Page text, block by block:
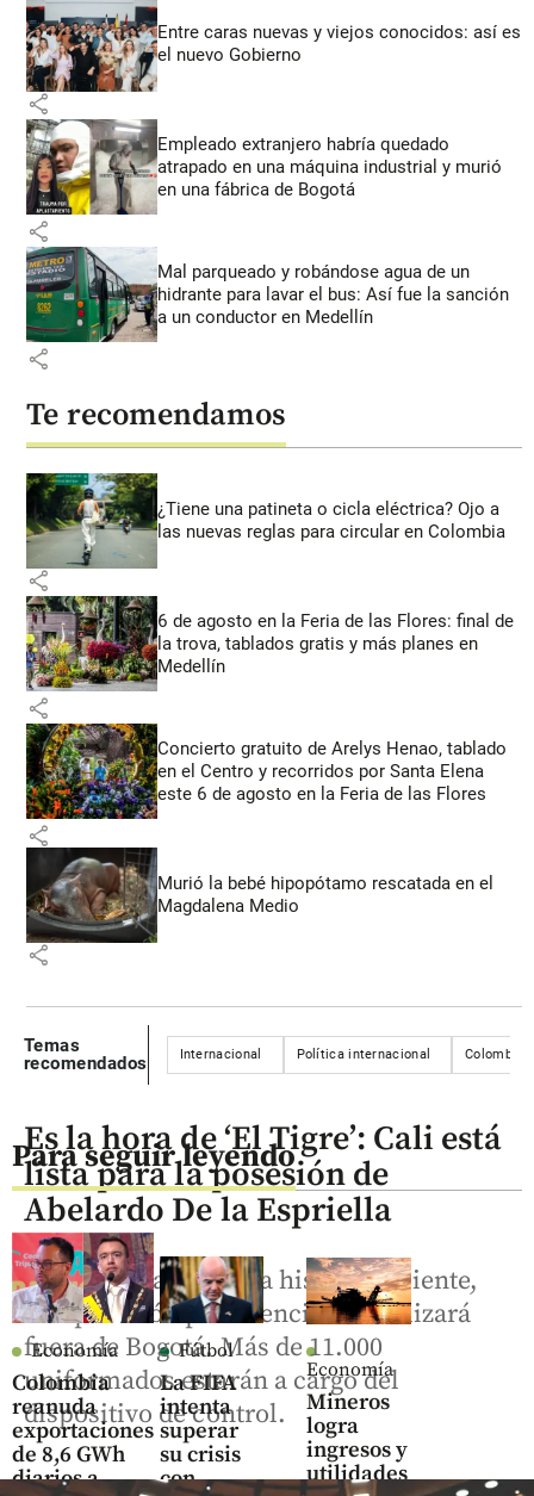
Entre caras nuevas y viejos conocidos: así es
el nuevo Gobierno
share
Empleado extranjero habría quedado
atrapado en una máquina industrial y murió
en una fábrica de Bogotá
share
Mal parqueado y robándose agua de un
hidrante para lavar el bus: Así fue la sanción
a un conductor en Medellín
share
Te recomendamos
¿Tiene una patineta o cicla eléctrica? Ojo a
las nuevas reglas para circular en Colombia
share
6 de agosto en la Feria de las Flores: final de
la trova, tablados gratis y más planes en
Medellín
share
Concierto gratuito de Arelys Henao, tablado
en el Centro y recorridos por Santa Elena
este 6 de agosto en la Feria de las Flores
share
Murió la bebé hipopótamo rescatada en el
Magdalena Medio
share
Temas
recomendados
Internacional Política internacional Colombia
Para seguir leyendo
Economía
Colombia
reanuda
exportaciones
de 8,6 GWh
diarios a
Fútbol
La FIFA
intenta
superar
su crisis
con
Economía
Mineros
logra
ingresos y
utilidades
Es la hora de ‘El Tigre’: Cali está
lista para la posesión de
Abelardo De la Espriella
Por primera vez en la historia reciente,
una posesión presidencial se realizará
fuera de Bogotá. Más de 11.000
uniformados estarán a cargo del
dispositivo de control.